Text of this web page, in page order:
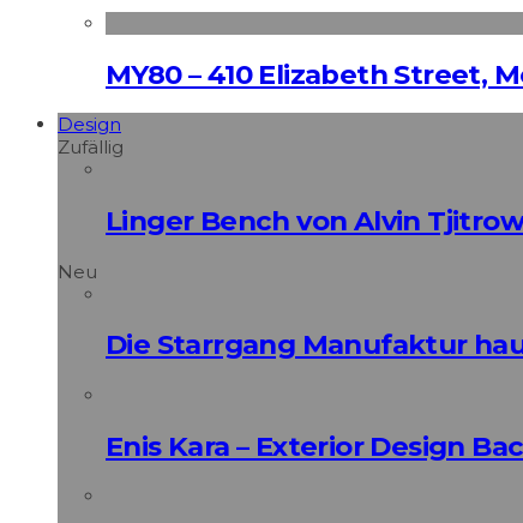
MY80 – 410 Elizabeth Street,
Design
Zufällig
Linger Bench von Alvin
Neu
Die Starrgang Manufaktur
Enis Kara – Exterior Design